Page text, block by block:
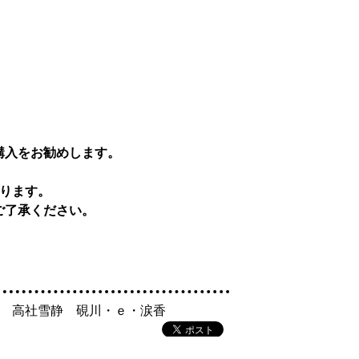
をお勧めします。
ます。
承ください。
社雪静 硯川・ｅ・涙香